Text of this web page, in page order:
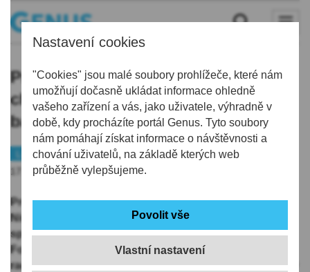
Nastavení cookies
"Cookies" jsou malé soubory prohlížeče, které nám
umožňují dočasně ukládat informace ohledně
vašeho zařízení a vás, jako uživatele, výhradně v
době, kdy procházíte portál Genus. Tyto soubory
nám pomáhají získat informace o návštěvnosti a
chování uživatelů, na základě kterých web
průběžně vylepšujeme.
Vlastní nastavení
Pro údržbu mokřadů kolem města
chce Hrádek pořídit obojživelný
bagr, využijí ho i hasiči
Liberecko
Peníze
17.09.2025 | 15:38
Pro údržbu mokřadů kolem města chce Hrádek nad
Nisou na Liberecku pořídit obojživelný bagr. Na
speciální stroj za 3,9 milionu korun žádá dotaci z
Fondu malých projektů Turów, řekla dnes ČTK mluvčí
radnice Eva Jiříčková. Podobná zařízení zatím nejsou v